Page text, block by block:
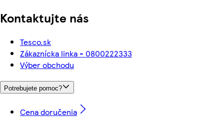
Kontaktujte nás
Tesco.sk
Zákaznícka linka - 0800222333
Výber obchodu
Potrebujete pomoc?
Cena doručenia